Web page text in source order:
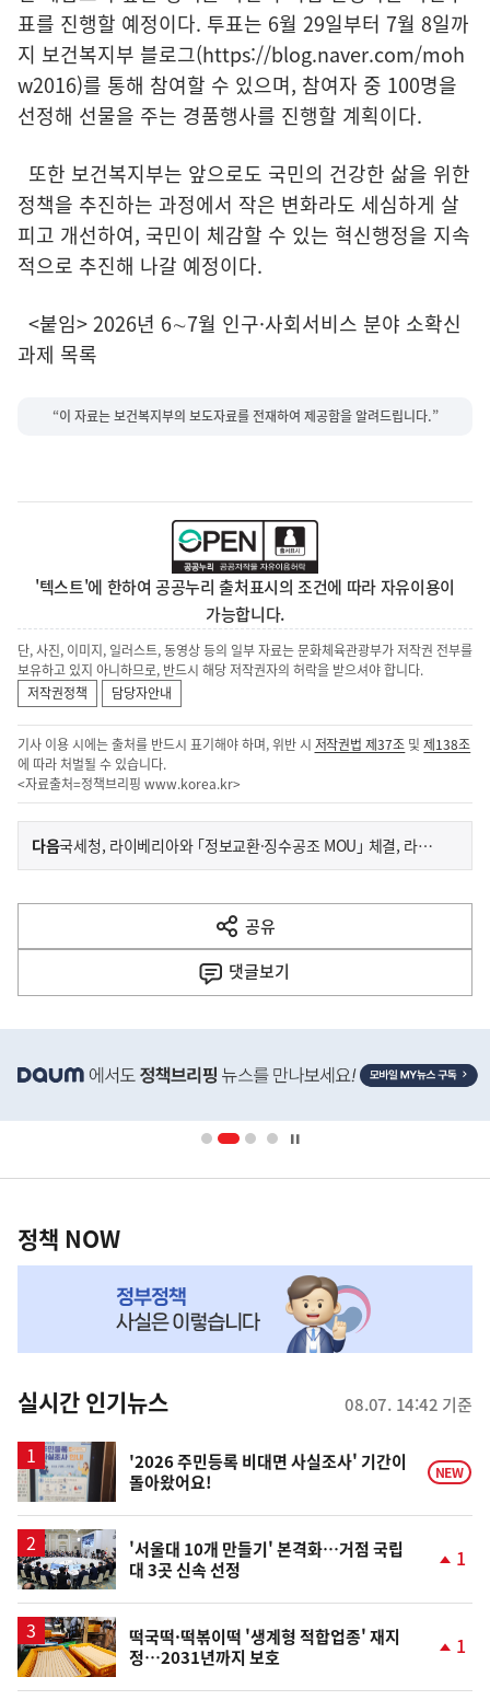
표를 진행할 예정이다. 투표는 6월 29일부터 7월 8일까
지 보건복지부 블로그(https://blog.naver.com/moh
w2016)를 통해 참여할 수 있으며, 참여자 중 100명을
선정해 선물을 주는 경품행사를 진행할 계획이다.
또한 보건복지부는 앞으로도 국민의 건강한 삶을 위한
정책을 추진하는 과정에서 작은 변화라도 세심하게 살
피고 개선하여, 국민이 체감할 수 있는 혁신행정을 지속
적으로 추진해 나갈 예정이다.
<붙임> 2026년 6∼7월 인구·사회서비스 분야 소확신
과제 목록
“이 자료는 보건복지부의 보도자료를 전재하여 제공함을 알려드립니다.”
'텍스트'에 한하여 공공누리 출처표시의 조건에 따라 자유이용이
가능합니다.
단, 사진, 이미지, 일러스트, 동영상 등의 일부 자료는 문화체육관광부가 저작권 전부를
보유하고 있지 아니하므로, 반드시 해당 저작권자의 허락을 받으셔야 합니다.
저작권정책
담당자안내
기사 이용 시에는 출처를 반드시 표기해야 하며, 위반 시 저작권법 제37조 및제138조
에 따라 처벌될 수 있습니다.
<자료출처=정책브리핑 www.korea.kr>
이
전
다
음
다음기
사
국세청, 라이베리아와 ｢정보교환·징수공조 MOU｣ 체결, 라이베리아에 재산 숨긴 고액체납자 등 정보교환도 요청
공유
열
기
댓글보기
단
영
책
NOW,
뉴
스
정책 NOW
실시간 인기뉴스 08.07. 14:42 기준
'2026 주민등록 비대면 사실조사' 기간이
돌아왔어요!
NEW
'서울대 10개 만들기' 본격화…거점 국립
대 3곳 신속 선정
1
떡국떡·떡볶이떡 '생계형 적합업종' 재지
정…2031년까지 보호
1